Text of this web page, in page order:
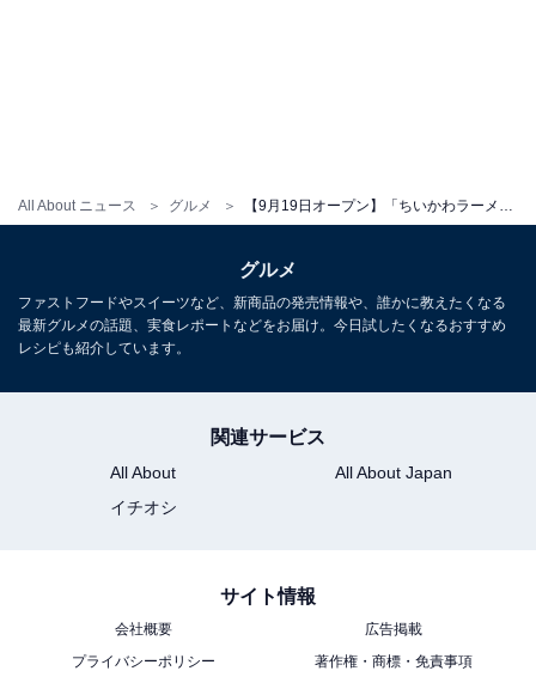
All About ニュース グルメ
左から「ラーメン豚 豚骨」「ラーメン豚ミニ」「ラーメン豚小」「ラーメ
目玉商品の「ラーメン豚」は、「ラーメン豚ミニ（ちい
かわ）」（税込1540円）、「ラーメン豚小（ハチワ
レ）」（税込1760円）、「ラーメン豚大（うさぎ）」
注文時にはニンニク、野菜、背脂、カラメを無料でカス
タマイズオーダーが可能。ラーメンオーダーも初心者な
グルメ
ファストフードやスイーツなど、新商品の発売情報や、誰かに教えたくなる
最新グルメの話題、実食レポートなどをお届け。今日試したくなるおすすめ
レシピも紹介しています。
関連サービス
All About
All About Japan
イチオシ
サイト情報
会社概要
広告掲載
プライバシーポリシー
著作権・商標・免責事項